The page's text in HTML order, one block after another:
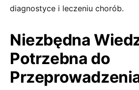
diagnostyce i leczeniu chorób.
Niezbędna
Potrzebna do